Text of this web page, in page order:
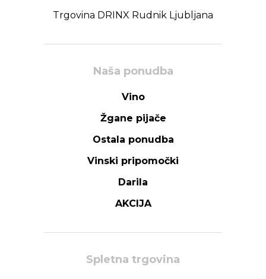
Trgovina DRINX Rudnik Ljubljana
Naša ponudba
Vino
Žgane pijače
Ostala ponudba
Vinski pripomočki
Darila
AKCIJA
Spletna trgovina